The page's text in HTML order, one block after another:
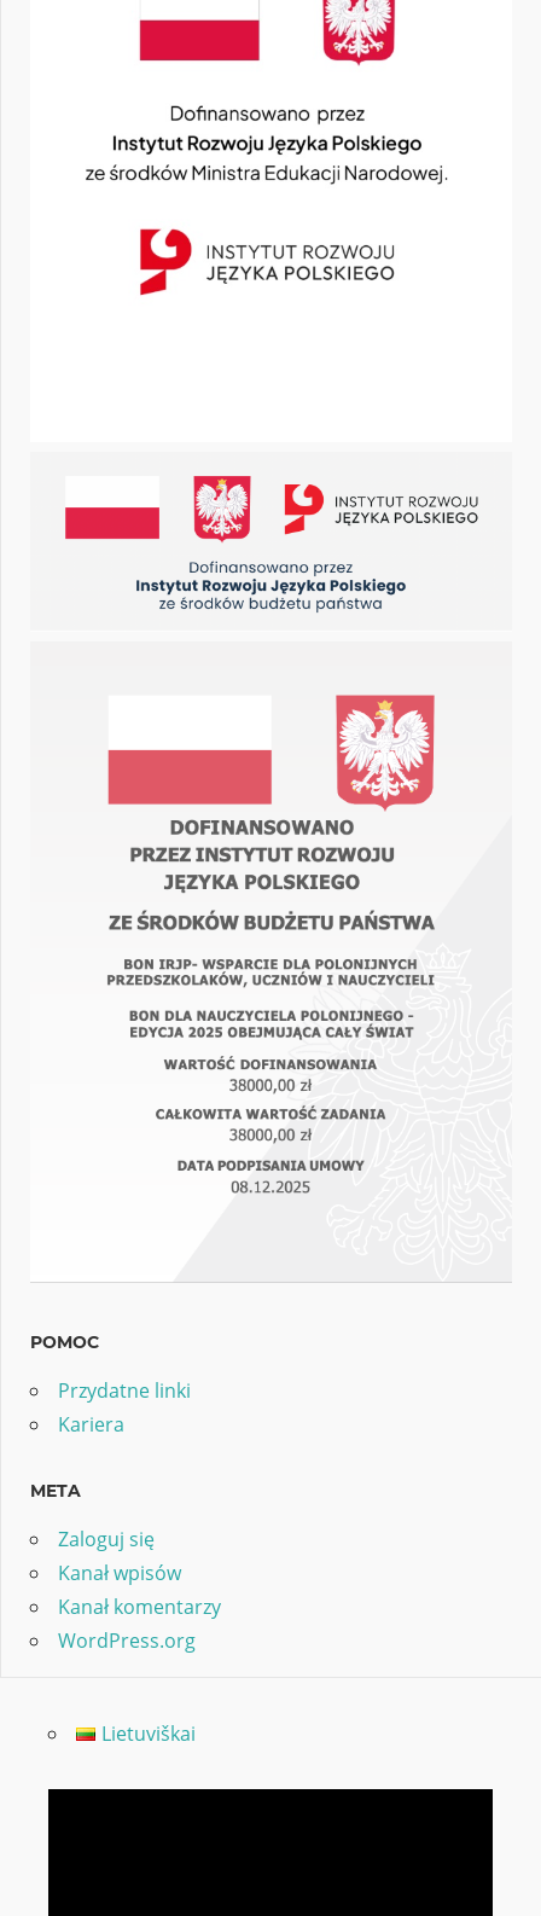
POMOC
Przydatne linki
Kariera
META
Zaloguj się
Kanał wpisów
Kanał komentarzy
WordPress.org
Lietuviškai